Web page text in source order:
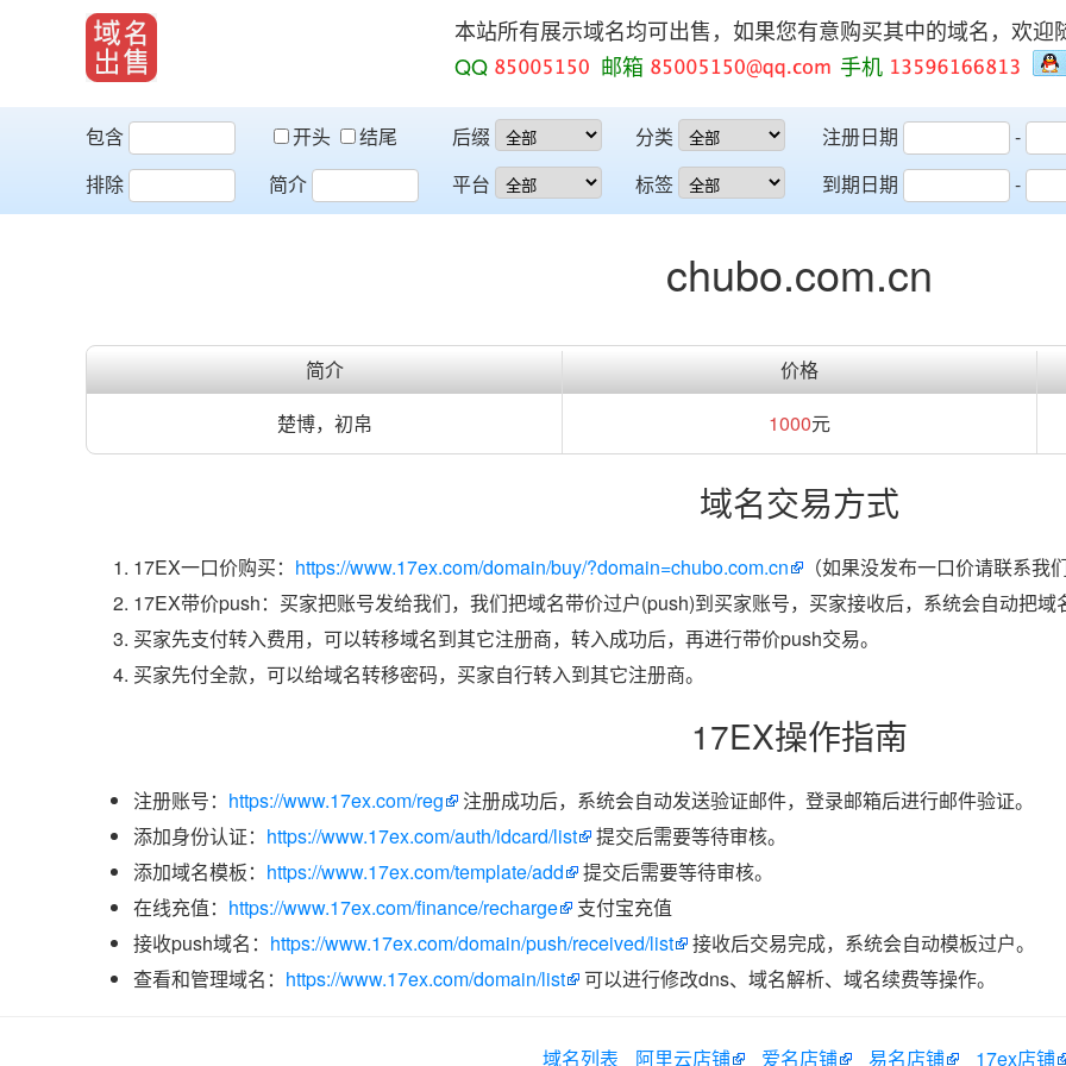
本站所有展示域名均可出售，如果您有意购买其中的域名，欢迎
QQ
邮箱 手机
包含 开头
结尾
排除
简介
后缀
平台
分类
标签
注册日期
-
到期日期
-
chubo.com.cn
简介 价格
楚博，初帛
1000元
域名交易方式
17EX一口价购买： https://www.17ex.com/domain/buy/?domain=chubo.com.cn
（如果没发布一口价请联系我
17EX带价push：买家把账号发给我们，我们把域名带价过户(push)到买家账号，买家接收后，系统会自动把域
买家先支付转入费用，可以转移域名到其它注册商，转入成功后，再进行带价push交易。
买家先付全款，可以给域名转移密码，买家自行转入到其它注册商。
17EX操作指南
注册账号： https://www.17ex.com/reg
注册成功后，系统会自动发送验证邮件，登录邮箱后进行邮件验证。
添加身份认证： https://www.17ex.com/auth/idcard/list
提交后需要等待审核。
添加域名模板： https://www.17ex.com/template/add
提交后需要等待审核。
在线充值： https://www.17ex.com/finance/recharge
支付宝充值
接收push域名： https://www.17ex.com/domain/push/received/list
接收后交易完成，系统会自动模板过户。
查看和管理域名： https://www.17ex.com/domain/list 可以进行修改dns、域名解析、域名续费等操作。
域名列表 阿里云店铺 爱名店铺 易名店铺 17ex店铺